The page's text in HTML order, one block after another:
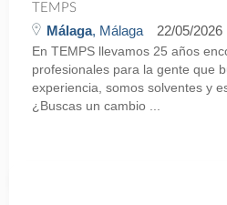
TEMPS
Málaga, Málaga 22/05/2026
En TEMPS llevamos 25 años
profesionales para la gente que
experiencia, somos solventes y
¿Buscas un cambio ...